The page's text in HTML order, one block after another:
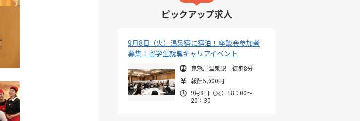
ピックアップ求人
9月8日（火）温泉宿に宿泊！座談会参加者
募集！留学生就職キャリアイベント
鬼怒川温泉駅 徒歩8分
報酬5,000円
9月8日（火）18：00～
20：30